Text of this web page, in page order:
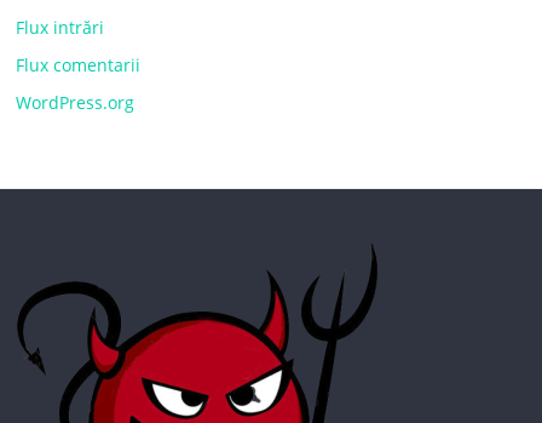
Flux intrări
Flux comentarii
WordPress.org